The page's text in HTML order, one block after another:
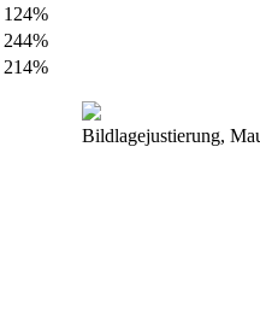
124%
244%
214%
Bildlagejustierung,